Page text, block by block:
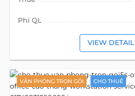
Phí QL
VIEW DETAIL
VĂN PHÒNG TRỌN GÓI CHO THUÊ